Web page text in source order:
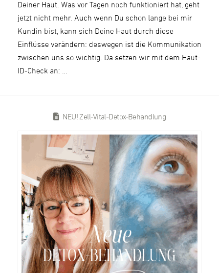
Deiner Haut. Was vor Tagen noch funktioniert hat, geht
jetzt nicht mehr. Auch wenn Du schon lange bei mir
Kundin bist, kann sich Deine Haut durch diese
Einflüsse verändern: deswegen ist die Kommunikation
zwischen uns so wichtig. Da setzen wir mit dem Haut-
ID-Check an: …
NEU! Zell-Vital-Detox-Behandlung